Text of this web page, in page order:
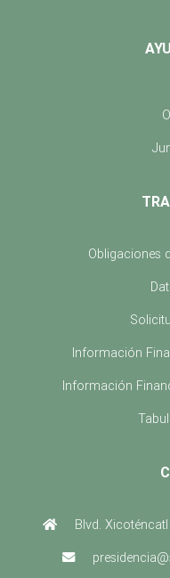
Obligaciones
Información
Información
Blvd.